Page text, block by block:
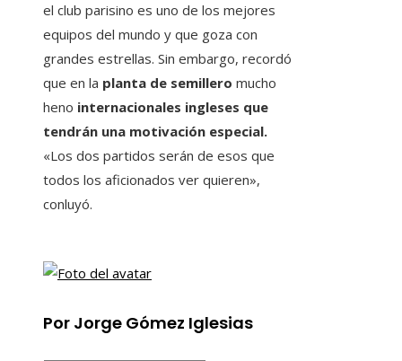
el club parisino es uno de los mejores
equipos del mundo y que goza con
grandes estrellas. Sin embargo, recordó
que en la planta de semillero mucho
heno internacionales ingleses que
tendrán una motivación especial.
«Los dos partidos serán de esos que
todos los aficionados ver quieren»,
conluyó.
Por Jorge Gómez Iglesias